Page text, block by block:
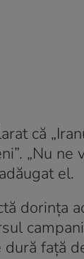
că
„Nu ne
el.
dorinţa
faţă